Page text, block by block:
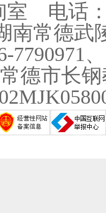
室 电话：
南常德
7790971
德市长